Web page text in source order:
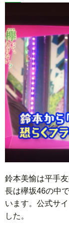
鈴本美愉は平手
長は欅坂46の中
います。公式サ
した。